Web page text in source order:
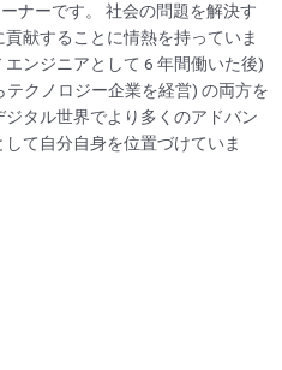
ナーです。 社会の問題を解決す
献することに情熱を持っていま
ンジニアとして 6 年間働いた後)
クノロジー企業を経営) の両方を
タル世界でより多くのアドバン
て自分自身を位置づけていま